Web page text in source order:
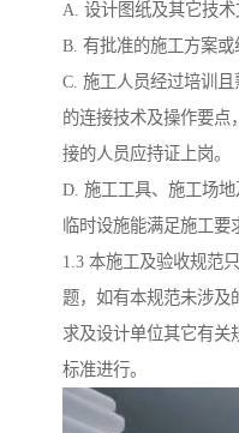
A. 设计图纸及其它技术
B. 有批准的施工方案或
C. 施工人员经过培训
的连接技术及操作要点
接的人员应持证上岗。
D. 施工工具、施工场
临时设施能满足施工要
1.3 本施工及验收规范
题，如有本规范未涉及
求及设计单位其它有关
标准进行。